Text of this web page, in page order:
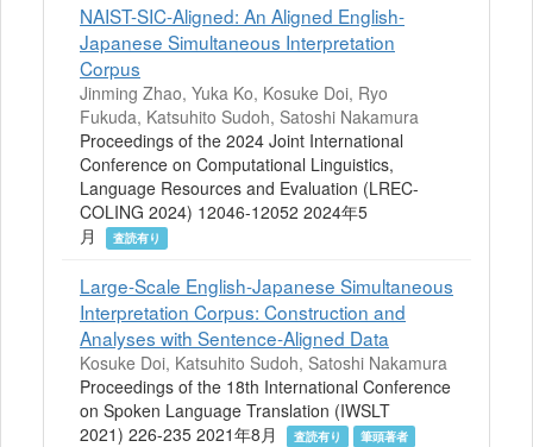
NAIST-SIC-Aligned: An Aligned English-
Japanese Simultaneous Interpretation
Corpus
Jinming Zhao, Yuka Ko, Kosuke Doi, Ryo
Fukuda, Katsuhito Sudoh, Satoshi Nakamura
Proceedings of the 2024 Joint International
Conference on Computational Linguistics,
Language Resources and Evaluation (LREC-
COLING 2024) 12046-12052 2024年5
月
査読有り
Large-Scale English-Japanese Simultaneous
Interpretation Corpus: Construction and
Analyses with Sentence-Aligned Data
Kosuke Doi, Katsuhito Sudoh, Satoshi Nakamura
Proceedings of the 18th International Conference
on Spoken Language Translation (IWSLT
2021) 226-235 2021年8月
査読有り 筆頭著者